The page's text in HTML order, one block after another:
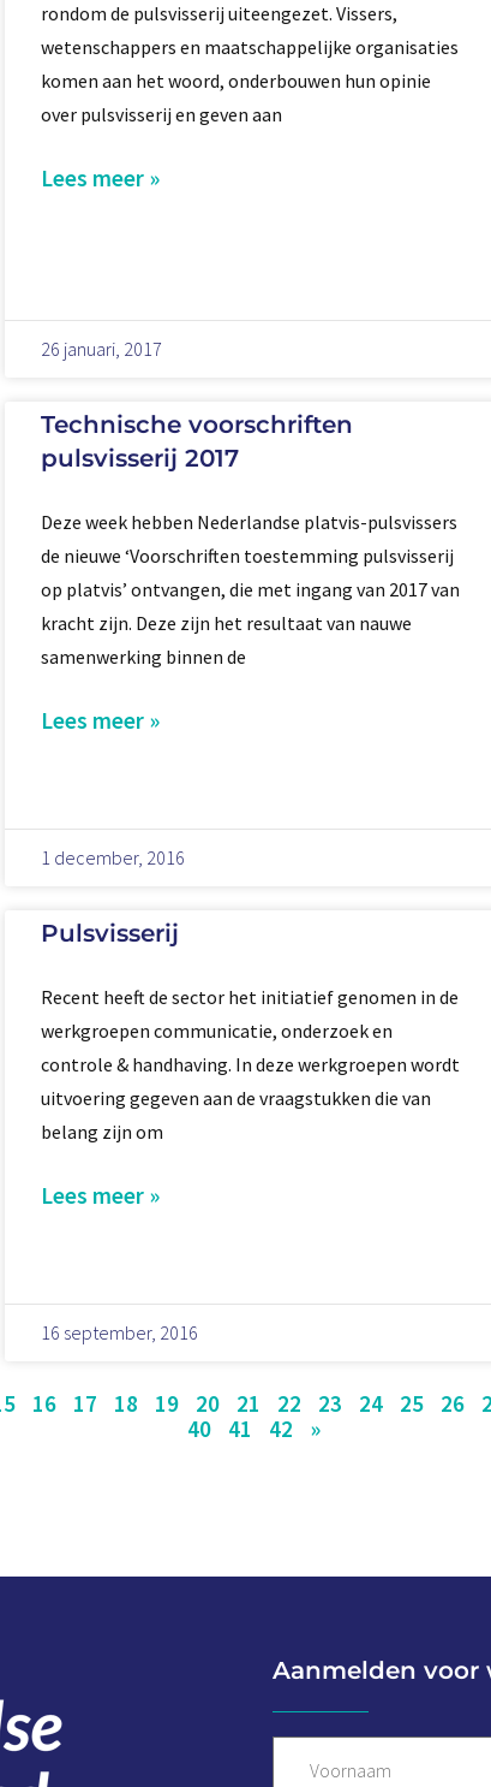
rondom de pulsvisserij uiteengezet. Vissers,
wetenschappers en maatschappelijke organisaties
komen aan het woord, onderbouwen hun opinie
over pulsvisserij en geven aan
Lees meer »
26 januari, 2017
Technische voorschriften
pulsvisserij 2017
Deze week hebben Nederlandse platvis-pulsvissers
de nieuwe ‘Voorschriften toestemming pulsvisserij
op platvis’ ontvangen, die met ingang van 2017 van
kracht zijn. Deze zijn het resultaat van nauwe
samenwerking binnen de
Lees meer »
1 december, 2016
Pulsvisserij
Recent heeft de sector het initiatief genomen in de
werkgroepen communicatie, onderzoek en
controle & handhaving. In deze werkgroepen wordt
uitvoering gegeven aan de vraagstukken die van
belang zijn om
Lees meer »
16 september, 2016
16 17 18 19 20 21 22 23 24 25 26
40
41 42 »
Aanmelden voor